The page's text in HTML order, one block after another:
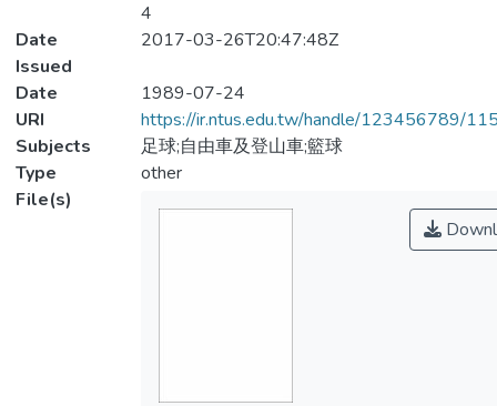
4
Date
Issued
2017-03-26T20:47:48Z
Date
1989-07-24
URI
https://ir.ntus.edu.tw/handle/123456789/
Subjects
足球;自由車及登山車;籃球
Type
other
File(s)